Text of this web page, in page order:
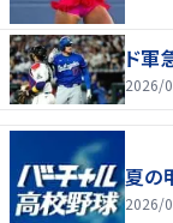
ド軍
2026/
夏の
2026/